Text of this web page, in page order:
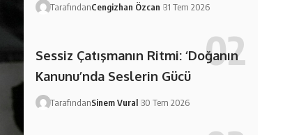
TarafındanCengizhan Özcan 31 Tem 2026
Sessiz Çatışmanın Ritmi: ‘Doğanın
Kanunu’nda Seslerin Gücü
TarafındanSinem Vural 30 Tem 2026